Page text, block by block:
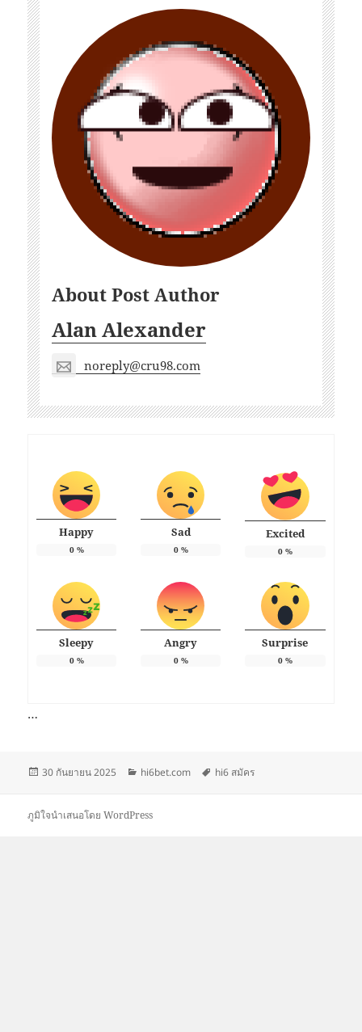
About Post Author
Alan Alexander
noreply@cru98.com
Happy
0%
Sad
0%
Excited
0%
Sleepy
0%
Angry
0%
Surprise
0%
…
เขียน
30 กันยายน 2025
หมวด
hi6bet.com
ป้าย
hi6 สมัคร
ภูมิใจนำเสนอโดย WordPress